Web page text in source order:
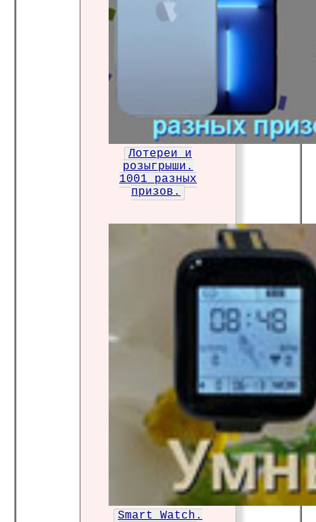
Лотереи и
розыгрыши.
1001 разных
призов.
Smart Watch.